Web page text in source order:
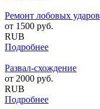
Ремонт лобовых ударов
от 1500 руб.
RUB
Подробнее
Развал-схождение
от 2000 руб.
RUB
Подробнее